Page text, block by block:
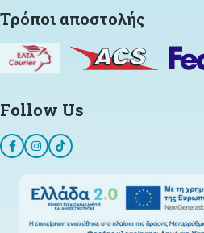
Τρόποι αποστολής
Follow Us